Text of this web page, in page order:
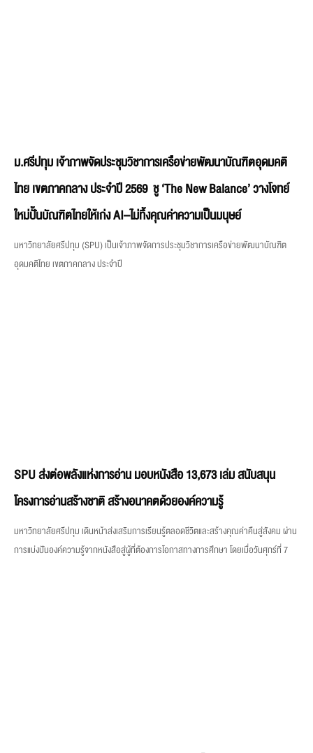
ม.ศรีปทุม เจ้าภาพจัดประชุมวิชาการเครือข่ายพัฒนาบัณฑิตอุดมคติ
ไทย เขตภาคกลาง ประจำปี 2569 ชู ‘The New Balance’ วางโจทย์
ใหม่ปั้นบัณฑิตไทยให้เก่ง AI–ไม่ทิ้งคุณค่าความเป็นมนุษย์
มหาวิทยาลัยศรีปทุม (SPU) เป็นเจ้าภาพจัดการประชุมวิชาการเครือข่ายพัฒนาบัณฑิต
อุดมคติไทย เขตภาคกลาง ประจำปี
SPU ส่งต่อพลังแห่งการอ่าน มอบหนังสือ 13,673 เล่ม สนับสนุน
โครงการอ่านสร้างชาติ สร้างอนาคตด้วยองค์ความรู้
มหาวิทยาลัยศรีปทุม เดินหน้าส่งเสริมการเรียนรู้ตลอดชีวิตและสร้างคุณค่าคืนสู่สังคม ผ่าน
การแบ่งปันองค์ความรู้จากหนังสือสู่ผู้ที่ต้องการโอกาสทางการศึกษา โดยเมื่อวันศุกร์ที่ 7